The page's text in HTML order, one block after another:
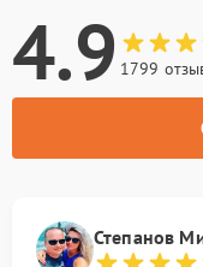
4.9 1799
Степанов